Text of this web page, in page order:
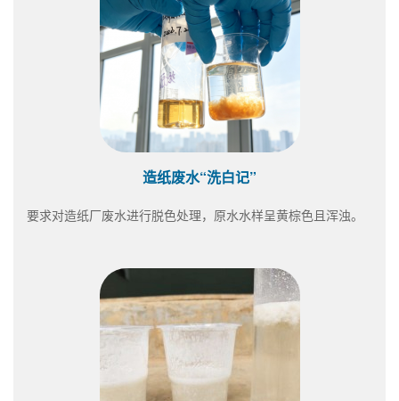
造纸废水“洗白记”
要求对造纸厂废水进行脱色处理，原水水样呈黄棕色且浑浊。